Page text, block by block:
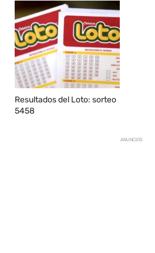
Resultados del Loto: sorteo
5458
ANUNCIOS